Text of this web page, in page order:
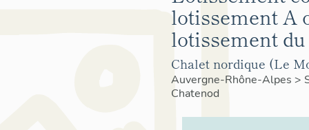
lotissement A
lotissement
Chalet nordique (Le
Auvergne-Rhône-Alpes >
Chatenod